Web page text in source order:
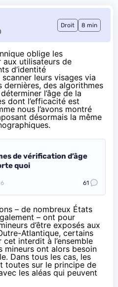
Droit 8 min
oblige les
aux utilisateurs de
d’identité
leurs visages via
dernières, des algorithmes
l’âge de la
dont l’efficacité est
nous l’avons montré
désormais la même
de vérification d’âge
quoi
61
– de nombreux États
– ont pour
d’être exposés aux
Atlantique, certains
cet interdit à l’ensemble
mineurs ont alors besoin
Dans tous les cas, les
toutes sur le principe de
les aléas qui peuvent